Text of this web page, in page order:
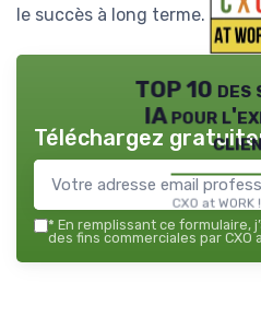
le succès à long terme.
TOP 10
IA pour
CXO at
Téléchargez
* En remplissant ce formulaire,
des fins commerciales par CXO